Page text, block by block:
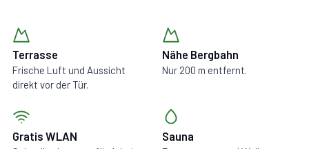
Terrasse
Frische Luft und Aussicht
direkt vor der Tür.
Nähe Bergbahn
Nur 200 m entfernt.
Gratis WLAN Sauna